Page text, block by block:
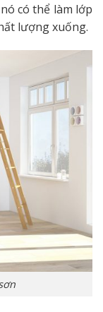
có thể làm lớp
lượng xuống.